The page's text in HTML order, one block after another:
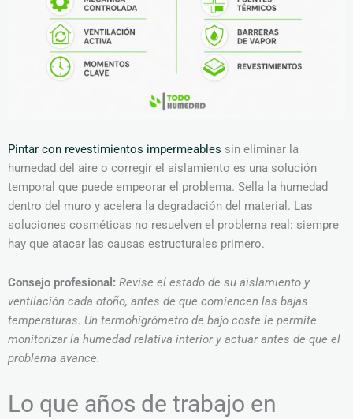
Pintar con revestimientos impermeables sin eliminar la
humedad del aire o corregir el aislamiento es una solución
temporal que puede empeorar el problema. Sella la humedad
dentro del muro y acelera la degradación del material. Las
soluciones cosméticas no resuelven el problema real: siempre
hay que atacar las causas estructurales primero.
Consejo profesional: Revise el estado de su aislamiento y
ventilación cada otoño, antes de que comiencen las bajas
temperaturas. Un termohigrómetro de bajo coste le permite
monitorizar la humedad relativa interior y actuar antes de que el
problema avance.
Lo que años de trabajo en